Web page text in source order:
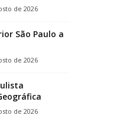
de 2026
São Paulo a
de 2026
de 2026